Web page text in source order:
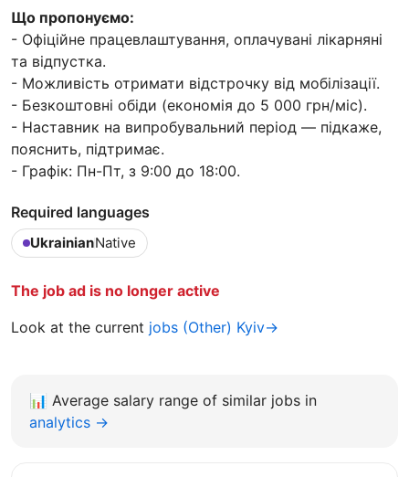
Що пропонуємо:
- Офіційне працевлаштування, оплачувані лікарняні
та відпустка.
- Можливість отримати відстрочку від мобілізації.
- Безкоштовні обіди (економія до 5 000 грн/міс).
- Наставник на випробувальний період — підкаже,
пояснить, підтримає.
- Графік: Пн-Пт, з 9:00 до 18:00.
Required languages
UkrainianNative
The job ad is no longer active
Look at the current jobs (Other) Kyiv→
📊 Average salary range of similar jobs in
analytics →